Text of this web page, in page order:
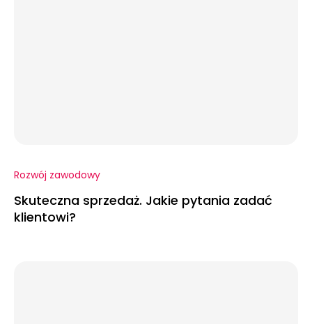
Rozwój zawodowy
Skuteczna sprzedaż. Jakie pytania zadać
klientowi?